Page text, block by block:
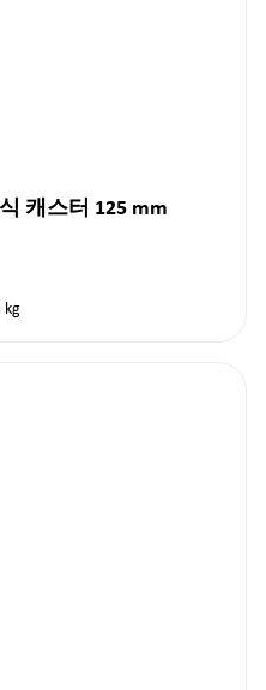
토탈락 장치가 있는 회전식 캐스터 125 mm
kg